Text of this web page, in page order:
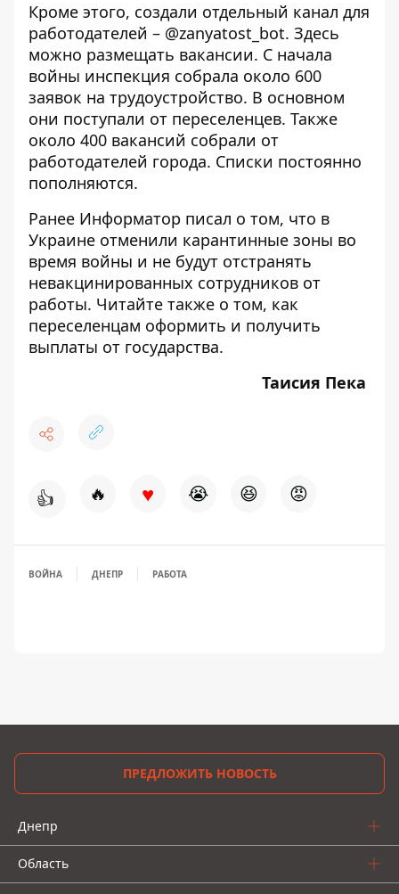
Кроме этого, создали отдельный канал для
работодателей – @zanyatost_bot. Здесь
можно размещать вакансии. С начала
войны инспекция собрала около 600
заявок на трудоустройство. В основном
они поступали от переселенцев. Также
около 400 вакансий собрали от
работодателей города. Списки постоянно
пополняются.
Ранее Информатор писал о том, что в
Украине отменили карантинные зоны во
время войны и не будут отстранять
невакцинированных сотрудников от
работы. Читайте также о том, как
переселенцам оформить и получить
выплаты от государства.
Таисия Пека
👍 🔥 ♥ 😭 😆 😡
ВОЙНА ДНЕПР РАБОТА
ПРЕДЛОЖИТЬ НОВОСТЬ
Днепр
Область